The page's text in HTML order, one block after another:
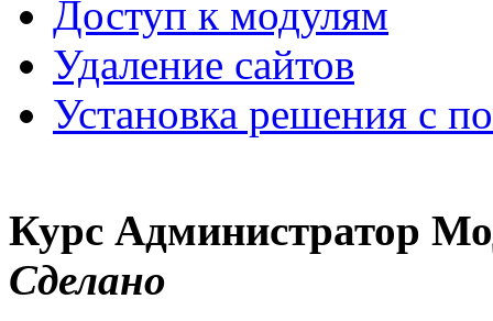
Доступ к модулям
Удаление сайтов
Установка решения с
Курс Администратор
Сделано